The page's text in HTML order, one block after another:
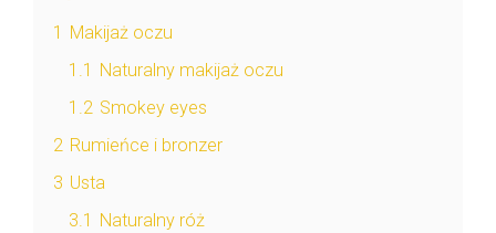
1
Makijaż oczu
1.1
Naturalny makijaż oczu
1.2 Smokey eyes
2 Rumieńce i bronzer
3 Usta
3.1
Naturalny róż